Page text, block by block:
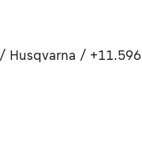
/ Husqvarna / +11.596